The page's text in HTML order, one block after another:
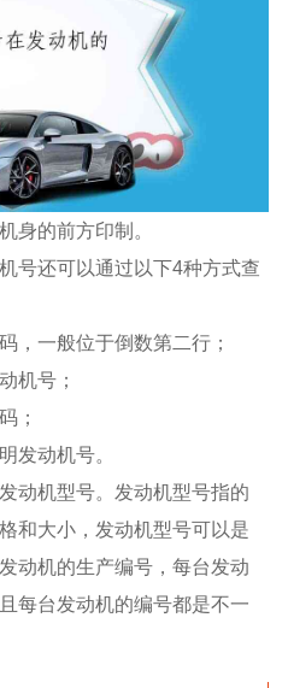
身的前方印制。
号还可以通过以下4种方式查
，一般位于倒数第二行；
机号；
；
发动机号。
动机型号。发动机型号指的
和大小，发动机型号可以是
动机的生产编号，每台发动
每台发动机的编号都是不一